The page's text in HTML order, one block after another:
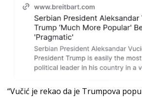
“Vučić je rekao da je Trumpova